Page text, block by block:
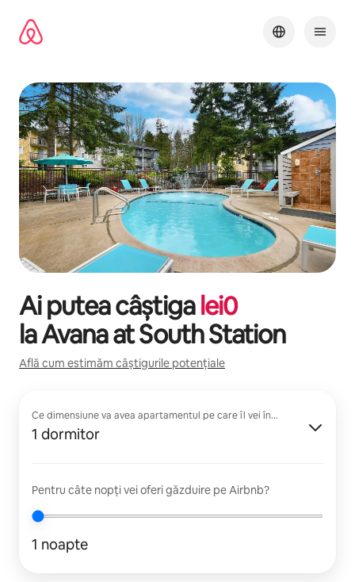
mergi
Ai putea câștigalei0
laAvana at South Station
Află cum estimăm câștigurile potențiale
Ce dimensiune va avea apartamentul pe care îl vei închiria?
1 dormitor
Pentru câte nopți vei oferi găzduire pe Airbnb?
1 noapte